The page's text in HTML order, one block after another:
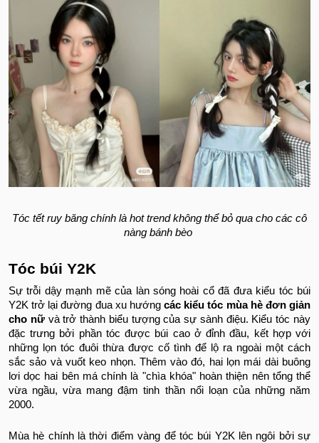
Tóc tết ruy băng chính là hot trend không thể bỏ qua cho các cô
nàng bánh bèo
Tóc búi Y2K
Sự trỗi dậy mạnh mẽ của làn sóng hoài cổ đã đưa kiểu tóc búi
Y2K trở lại đường đua xu hướngcác kiểu tóc mùa hè đơn giản
cho nữvà trở thành biểu tượng của sự sành điệu. Kiểu tóc này
đặc trưng bởi phần tóc được búi cao ở đỉnh đầu, kết hợp với
những lọn tóc đuôi thừa được cố tình để lộ ra ngoài một cách
sắc sảo và vuốt keo nhọn. Thêm vào đó, hai lọn mái dài buông
lơi dọc hai bên má chính là "chìa khóa" hoàn thiện nên tổng thể
vừa ngầu, vừa mang đậm tinh thần nổi loạn của những năm
2000.
Mùa hè chính là thời điểm vàng để tóc búi Y2K lên ngôi bởi sự